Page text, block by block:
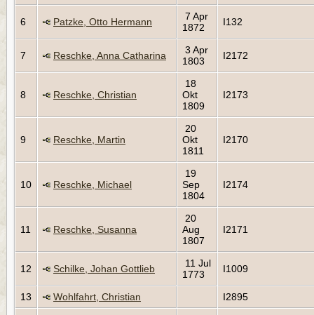
6 Patzke, Otto Hermann
7 Apr
1872
I132
7 Reschke, Anna Catharina
3 Apr
1803
I2172
8 Reschke, Christian
18
Okt
1809
I2173
9 Reschke, Martin
20
Okt
1811
I2170
10 Reschke, Michael
19
Sep
1804
I2174
11 Reschke, Susanna
20
Aug
1807
I2171
12 Schilke, Johan Gottlieb
11 Jul
1773
I1009
13 Wohlfahrt, Christian I2895